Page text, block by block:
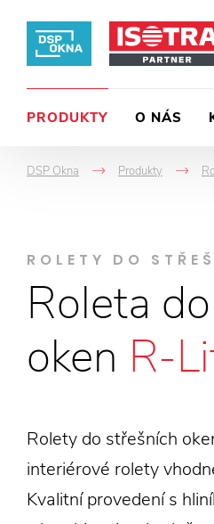
PRODUKTY O NÁS
DSP Okna
->
Produkty
-
ROLETY DO
Roleta
oken R-
Rolety do střešních
interiérové rolety
Kvalitní provedení s